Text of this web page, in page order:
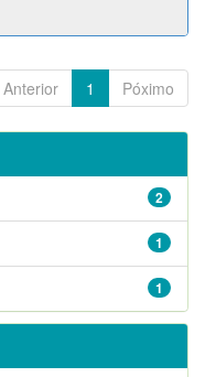
Anterior 1 Póximo
2
1
1